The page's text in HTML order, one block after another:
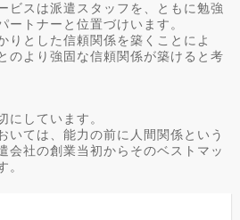
ビスは派遣スタッフを、ともに勉強
ートナーと位置づけいます。
りとした信頼関係を築くことによ
のより強固な信頼関係が築けると考
にしています。
いては、能力の前に人間関係という
会社の創業当初からそのベストマッ
。